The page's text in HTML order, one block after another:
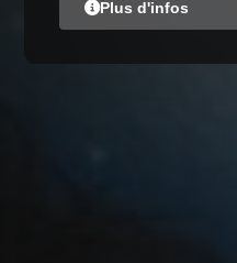
Plus d'infos